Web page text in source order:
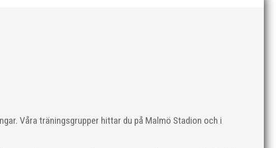
Våra träningsgrupper hittar du på Malmö Stadion och i
Karlsson, till vårt team. Med hans tidigare erfarenhet och